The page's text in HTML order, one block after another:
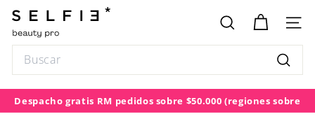
directamente
contenido
S
E
L
F
I
E
BUSCAR
Buscar
diapositivas
Despacho gratis RM pedidos sobre $50.000 (regiones sobre
$100.000)